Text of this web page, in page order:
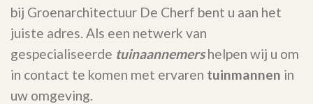
bij Groenarchitectuur De Cherf bent u aan het
juiste adres. Als een netwerk van
gespecialiseerde tuinaannemershelpen wij u om
in contact te komen met ervaren tuinmannen in
uw omgeving.